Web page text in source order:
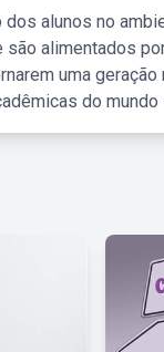
alunos no
alimentados
uma
do mundo